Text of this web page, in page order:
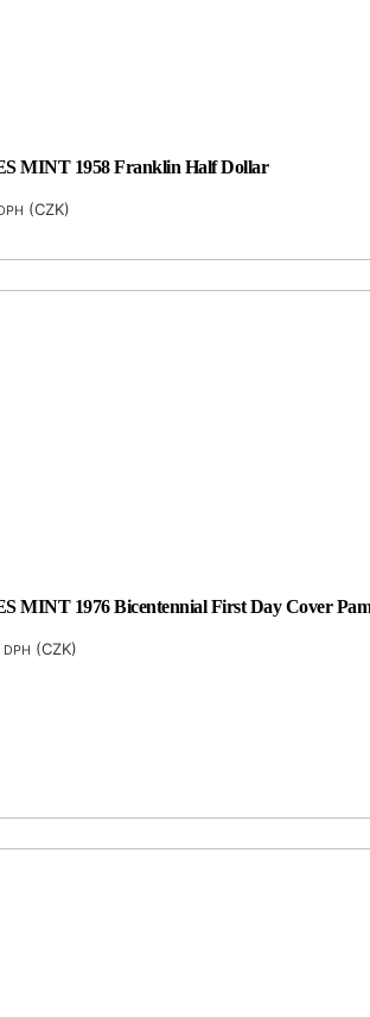
MINT 1958 Franklin Half Dollar
(CZK)
MINT 1976 Bicentennial First Day Cover
(CZK)